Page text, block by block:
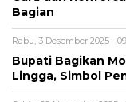
Bagian
Rabu, 3 Desember 2025 -
Bupati Bagikan
Lingga, Simbol